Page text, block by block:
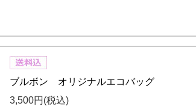
ブルボン オリジナルエコバッグ
3,500円 (税込)